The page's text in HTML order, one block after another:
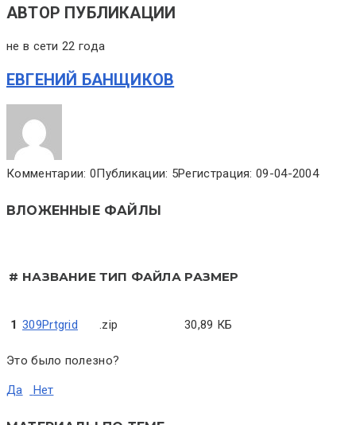
АВТОР ПУБЛИКАЦИИ
не в сети 22 года
ЕВГЕНИЙ БАНЩИКОВ
Комментарии: 0Публикации: 5Регистрация: 09-04-2004
ВЛОЖЕННЫЕ ФАЙЛЫ
# НАЗВАНИЕ ТИП ФАЙЛА РАЗМЕР
1 309Prtgrid .zip 30,89 КБ
Это было полезно?
Да Нет